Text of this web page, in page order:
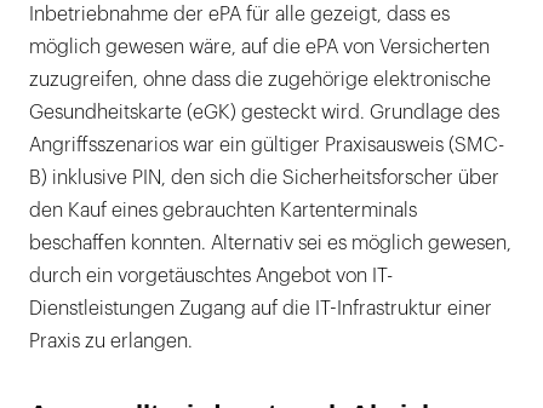
Inbetriebnahme der ePA für alle gezeigt, dass es
möglich gewesen wäre, auf die ePA von Versicherten
zuzugreifen, ohne dass die zugehörige elektronische
Gesundheitskarte (eGK) gesteckt wird. Grundlage des
Angriffsszenarios war ein gültiger Praxisausweis (SMC-
B) inklusive PIN, den sich die Sicherheitsforscher über
den Kauf eines gebrauchten Kartenterminals
beschaffen konnten. Alternativ sei es möglich gewesen,
durch ein vorgetäuschtes Angebot von IT-
Dienstleistungen Zugang auf die IT-Infrastruktur einer
Praxis zu erlangen.